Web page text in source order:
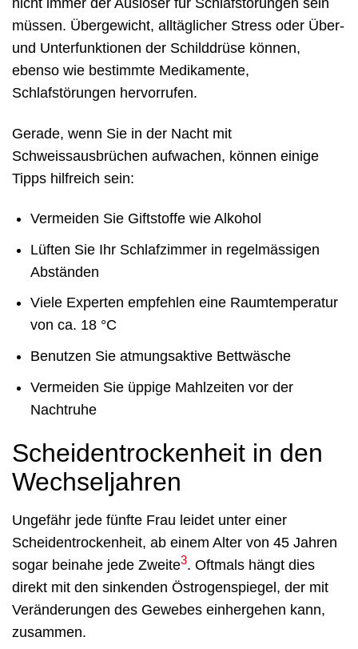
müssen. Übergewicht, alltäglicher Stress oder Über-
und Unterfunktionen der Schilddrüse können,
ebenso wie bestimmte Medikamente,
Schlafstörungen hervorrufen.
Gerade, wenn Sie in der Nacht mit
Schweissausbrüchen aufwachen, können einige
Tipps hilfreich sein:
Vermeiden Sie Giftstoffe wie Alkohol
Lüften Sie Ihr Schlafzimmer in regelmässigen
Abständen
Viele Experten empfehlen eine Raumtemperatur
von ca. 18 °C
Benutzen Sie atmungsaktive Bettwäsche
Vermeiden Sie üppige Mahlzeiten vor der
Nachtruhe
Scheidentrockenheit in den
Wechseljahren
Ungefähr jede fünfte Frau leidet unter einer
Scheidentrockenheit, ab einem Alter von 45 Jahren
sogar beinahe jede Zweite3. Oftmals hängt dies
direkt mit den sinkenden Östrogenspiegel, der mit
Veränderungen des Gewebes einhergehen kann,
zusammen.